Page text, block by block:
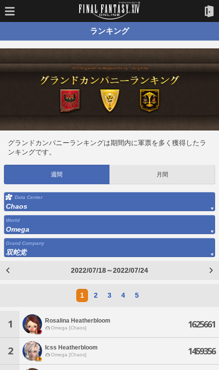
ランキング
グランドカンパニーランキングは期間内に軍票を多く獲得したラ
ンキングです。
週間 月間
Data Center
Chaos
World
Omega
Grand Company
双蛇党
2022/07/18～2022/07/24
1 2 3 4 5
1 Rosalina Heatherbloom
Omega [Chaos] 1625661
2 Icss Heatherbloom
Omega [Chaos] 1459356